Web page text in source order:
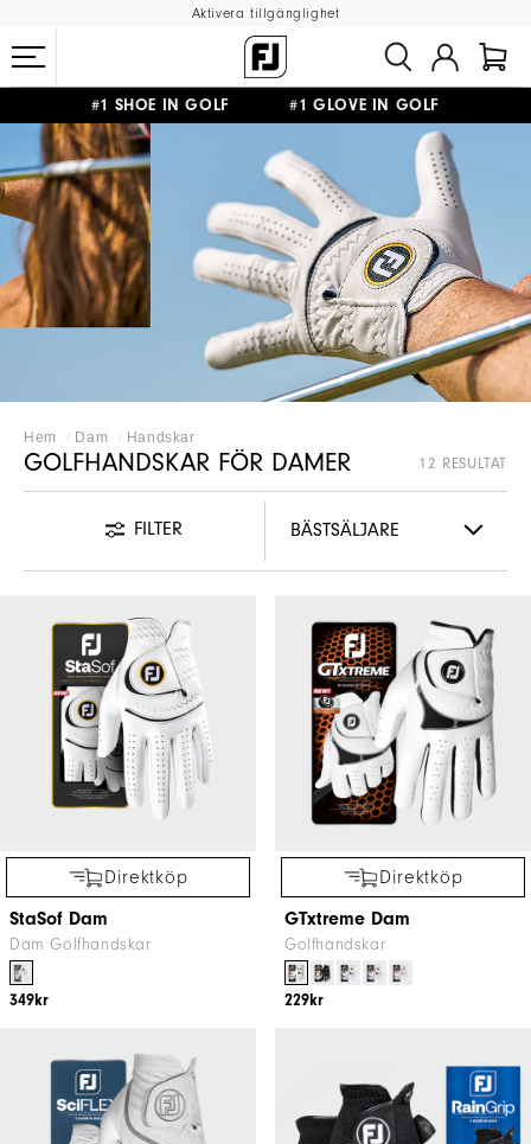
Aktivera tillgänglighet
#1 SHOE IN GOLF #1 GLOVE IN GOLF
FRI FRAKT PÅ ALLA BESTÄLLNINGAR ÖVER 999KR &FRI RETUR
Hem Dam Handskar
GOLFHANDSKAR FÖR DAMER 12 RESULTAT
FILTER
Direktköp
StaSof Dam
Dam Golfhandskar
349kr
Direktköp
GTxtreme Dam
Golfhandskar
229kr